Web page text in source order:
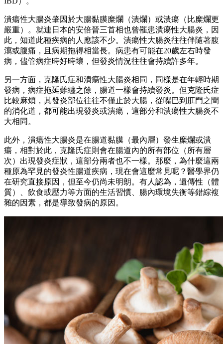
潰瘍性大腸炎肇因於大腸黏膜糜爛（潰爛）或潰瘍（比糜爛更
嚴重）。就連日本的安倍晉三首相也曾罹患潰瘍性大腸炎，因
此，知道此種疾病的人應該不少。潰瘍性大腸炎往往伴隨著腹
瀉或腹痛，且病期拖得相當長。病患有可能在20歲左右時發
病，儘管病症時好時壞，但發炎情況往往會持續許多年。
另一方面，克隆氏症和潰瘍性大腸炎相同，同樣是在年輕時期
發病，病症拖延難纏之餘，腸道一樣會持續發炎。但克隆氏症
比較麻煩，其發炎部位往往不僅止於大腸，從嘴巴到肛門之間
的消化道，都可能出現發炎或潰瘍，這部分和潰瘍性大腸炎不
大相同。
此外，潰瘍性大腸炎是在腸道黏膜（最內層）發生糜爛或潰
瘍，相對於此，克隆氏症則會在腸道內的所有部位（所有層
次）出現發炎症狀，這部分兩者也不一樣。那麼，為什麼這兩
種原為罕見的發炎性腸道疾病，現在會這麼常見呢？醫學界仍
在研究直接原因，但至今仍尚未明朗。有人認為，遺傳性（體
質）、飲食或壓力等方面的生活習慣、腸內環境失衡等錯綜複
雜的因素，都是導致發病的原因。